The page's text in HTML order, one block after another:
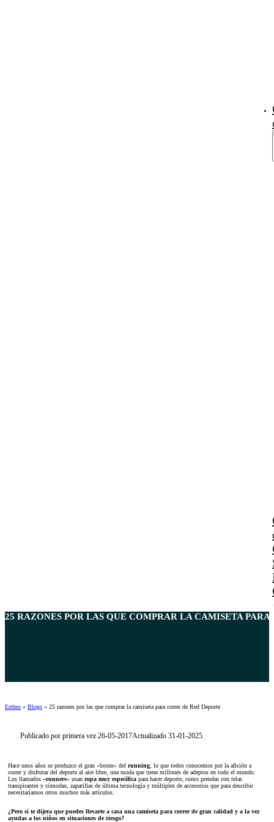
25 RAZONES POR LAS QUE COMPRAR LA CAMISETA PARA
Ertheo » Blogs » 25 razones por las que comprar la camiseta para correr de Red Deporte
Publicado por primera vez 26-05-2017Actualizado 31-01-2025
Hace unos años se produzco el gran «boom» del running, lo que todos conocemos por la afición a
correr y disfrutar del deporte al aire libre, una moda que tiene millones de adeptos en todo el mundo.
Los llamados «runners» usan ropa muy específica para hacer deporte, como prendas con telas
transpirantes y cómodas, zapatillas de última tecnología y múltiples de accesorios que para describir
necesitaríamos otros muchos más artículos.
¿Pero si te dijera que puedes llevarte a casa una camiseta para correr de gran calidad y a la vez
ayudas a los niños en situaciones de riesgo?